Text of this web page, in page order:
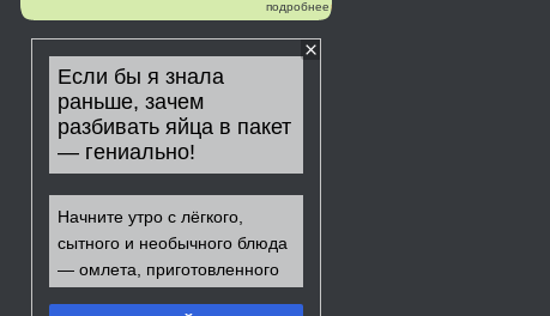
подробнее